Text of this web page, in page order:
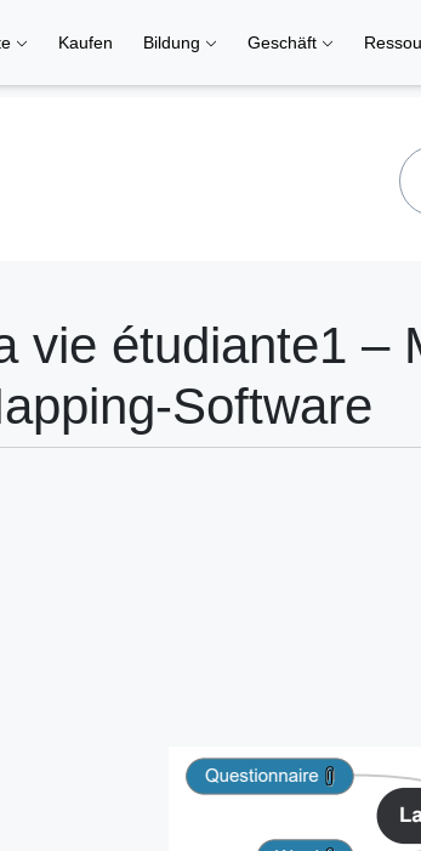
Kaufen Bildung Geschäft
vie étudiante1 –
Software